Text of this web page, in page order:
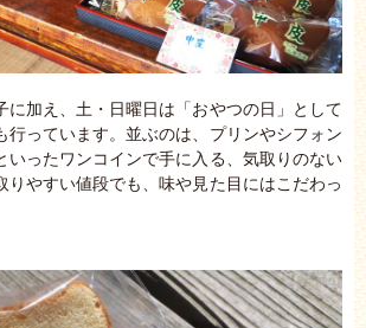
に加え、土・日曜日は「おやつの日」として
行っています。並ぶのは、プリンやシフォン
いったワンコインで手に入る、気取りのない
りやすい値段でも、味や見た目にはこだわっ